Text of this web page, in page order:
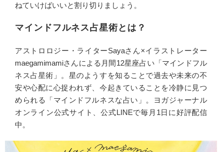
ねていけばいいと割り切りましょう。
マインドフルネス占星術とは？
アストロロジー・ライターSayaさん×イラストレーター
maegamimamiさんによる月間12星座占い「マインドフル
ネス占星術」。星のようすを知ることで過去や未来の不
安や心配に心捉われず、今起きていることを冷静に見つ
められる「マインドフルネスな占い」。ヨガジャーナル
オンライン公式サイト、公式LINEで毎月1日に好評配信
中。